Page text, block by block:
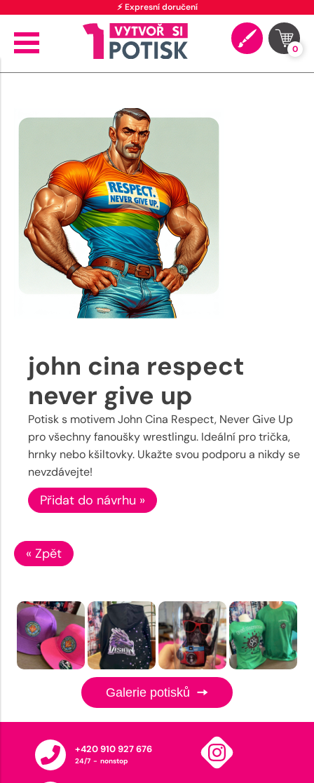
0
john cina respect
never give up
Potisk s motivem John Cina Respect, Never Give Up
pro všechny fanoušky wrestlingu. Ideální pro trička,
hrnky nebo kšiltovky. Ukažte svou podporu a nikdy se
nevzdávejte!
Přidat do návrhu »
« Zpět
Galerie potisků
+420 910 927 676
24/7 - nonstop